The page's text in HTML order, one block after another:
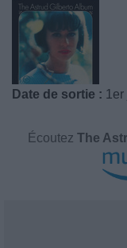
Date de sortie :
Écoutez The